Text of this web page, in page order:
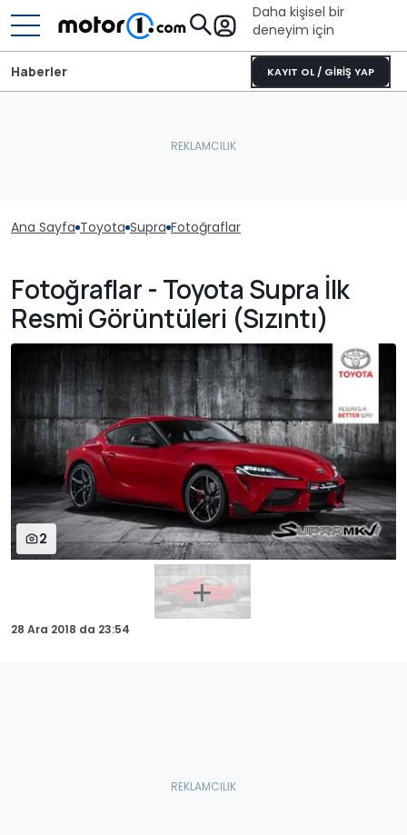
Daha kişisel bir
deneyim için
KAYIT OL / GİRİŞ YAP
Haberler
Ana Sayfa Toyota Supra Fotoğraflar
Fotoğraflar - Toyota Supra İlk
Resmi Görüntüleri (Sızıntı)
2
28 Ara 2018 da 23:54